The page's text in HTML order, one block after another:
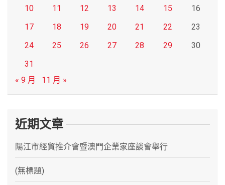
10
11 12 13 14 15
16
17
18 19 20 21 22
23
24
25 26 27 28 29
30
31
« 9 月
11 月 »
近期文章
陽江市經貿推介會暨澳門企業家座談會舉行
(無標題)